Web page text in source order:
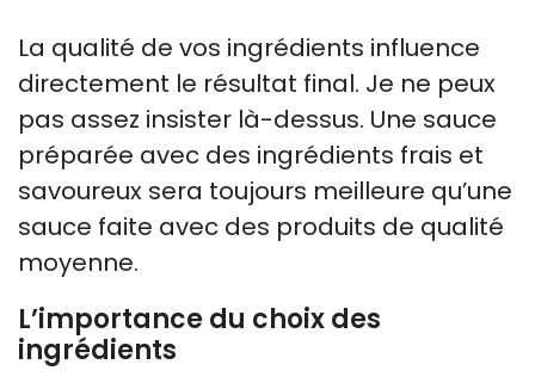
La qualité de vos ingrédients influence
directement le résultat final. Je ne peux
pas assez insister là-dessus. Une sauce
préparée avec des ingrédients frais et
savoureux sera toujours meilleure qu’une
sauce faite avec des produits de qualité
moyenne.
L’importance du choix des
ingrédients